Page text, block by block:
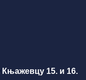
15. и 16.